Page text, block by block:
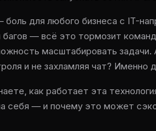
для любого бизнеса с IT-
багов — всё это тормозит
масштабировать
и не захламляя чат? Именно
как работает эта
себя — и почему это может